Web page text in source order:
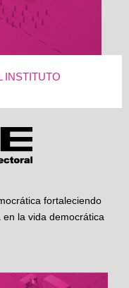
INSTITUTO
fortaleciendo
la vida democrática